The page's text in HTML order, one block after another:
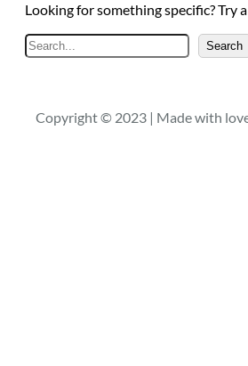
Looking for something specific? Try
e
c
Search
Copyright © 2023 | Made with